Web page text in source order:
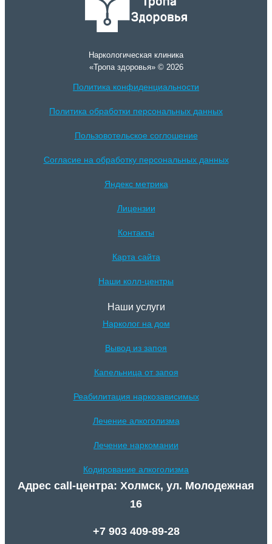
Наркологическая клиника
«Тропа здоровья» © 2026
Политика конфиденциальности
Политика обработки персональных данных
Пользовотельское соглошение
Согласие на обработку персональных данных
Яндекс метрика
Лицензии
Контакты
Карта сайта
Наши колл-центры
Наши услуги
Нарколог на дом
Вывод из запоя
Капельница от запоя
Реабилитация наркозависимых
Лечение алкоголизма
Лечение наркомании
Кодирование алкоголизма
Адрес call-центра: Холмск, ул. Молодежная
16
+7 903 409-89-28